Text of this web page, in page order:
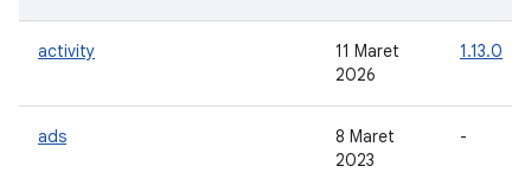
activity
11 Maret
2026
1.13.0
ads
8 Maret
2023
-